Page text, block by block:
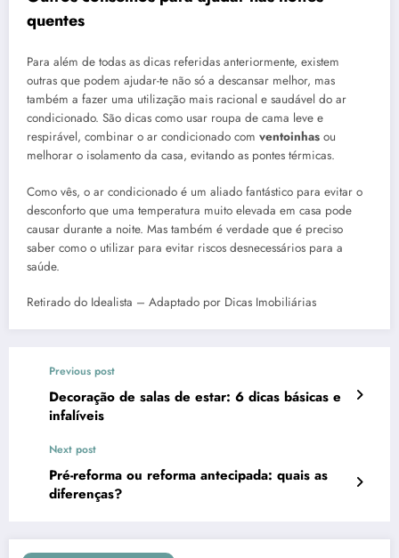
quentes
Para além de todas as dicas referidas anteriormente, existem
outras que podem ajudar-te não só a descansar melhor, mas
também a fazer uma utilização mais racional e saudável do ar
condicionado. São dicas como usar roupa de cama leve e
respirável, combinar o ar condicionado com ventoinhas ou
melhorar o isolamento da casa, evitando as pontes térmicas.
Como vês, o ar condicionado é um aliado fantástico para evitar o
desconforto que uma temperatura muito elevada em casa pode
causar durante a noite. Mas também é verdade que é preciso
saber como o utilizar para evitar riscos desnecessários para a
saúde.
Retirado do Idealista – Adaptado por Dicas Imobiliárias
Previous post
Decoração de salas de estar: 6 dicas básicas e
infalíveis
Next post
Pré-reforma ou reforma antecipada: quais as
diferenças?